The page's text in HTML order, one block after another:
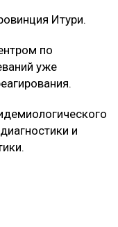
Итури.
по
уже
и